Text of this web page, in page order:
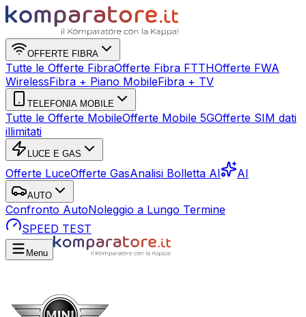
OFFERTE FIBRA
Tutte le Offerte FibraOfferte Fibra FTTHOfferte FWA
WirelessFibra + Piano MobileFibra + TV
TELEFONIA MOBILE
Tutte le Offerte MobileOfferte Mobile 5GOfferte SIM dati
illimitati
LUCE E GAS
Offerte LuceOfferte GasAnalisi Bolletta AI AI
AUTO
Confronto AutoNoleggio a Lungo Termine
SPEED TEST
Menu